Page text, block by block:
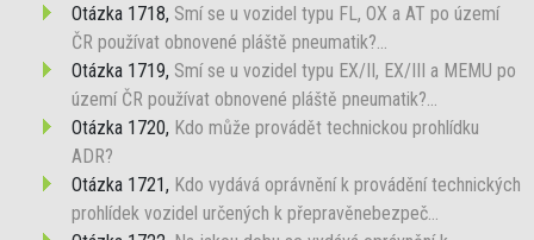
Otázka 1718, Smí se u vozidel typu FL, OX a AT po území
ČR používat obnovené pláště pneumatik?...
Otázka 1719, Smí se u vozidel typu EX/II, EX/III a MEMU po
území ČR používat obnovené pláště pneumatik?...
Otázka 1720, Kdo může provádět technickou prohlídku
ADR?
Otázka 1721, Kdo vydává oprávnění k provádění technických
prohlídek vozidel určených k přepravěnebezpeč...